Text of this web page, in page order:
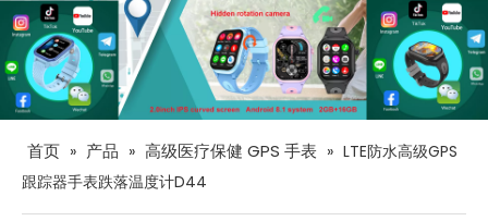
首页 » 产品 » 高级医疗保健 GPS 手表 » LTE防水高级GPS
跟踪器手表跌落温度计D44